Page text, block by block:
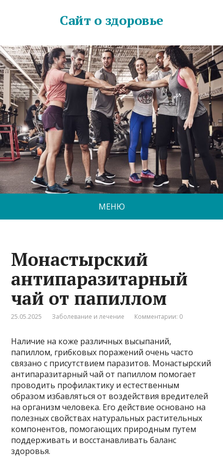
Сайт о здоровье
МЕНЮ
Монастырский
антипаразитарный
чай от папиллом
25.05.2025 Заболевание и лечение Комментарии: 0
Наличие на коже различных высыпаний,
папиллом, грибковых поражений очень часто
связано с присутствием паразитов. Монастырский
антипаразитарный чай от папиллом помогает
проводить профилактику и естественным
образом избавляться от воздействия вредителей
на организм человека. Его действие основано на
полезных свойствах натуральных растительных
компонентов, помогающих природным путем
поддерживать и восстанавливать баланс
здоровья.